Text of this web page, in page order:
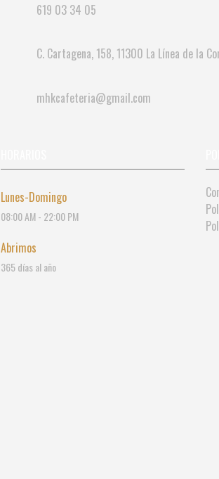
619 03 34 05
C. Cartagena, 158, 11300 La Línea de la
mhkcafeteria@gmail.com
Lunes-Domingo
08:00 AM - 22:00 PM
Abrimos
365 días al año